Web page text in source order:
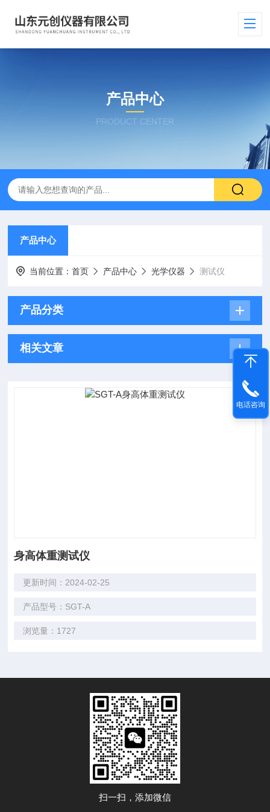
产品中心
PRODUCT CENTER
产品中心
当前位置：首页 产品中心 光学仪器 测试仪
产品分类
相关文章
身高体重测试仪
更新时间：2024-02-25
产品型号：SGT-A
浏览量：1727
扫一扫，添加微信
电话咨询